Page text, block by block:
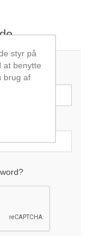
styr på
at benytte
brug af